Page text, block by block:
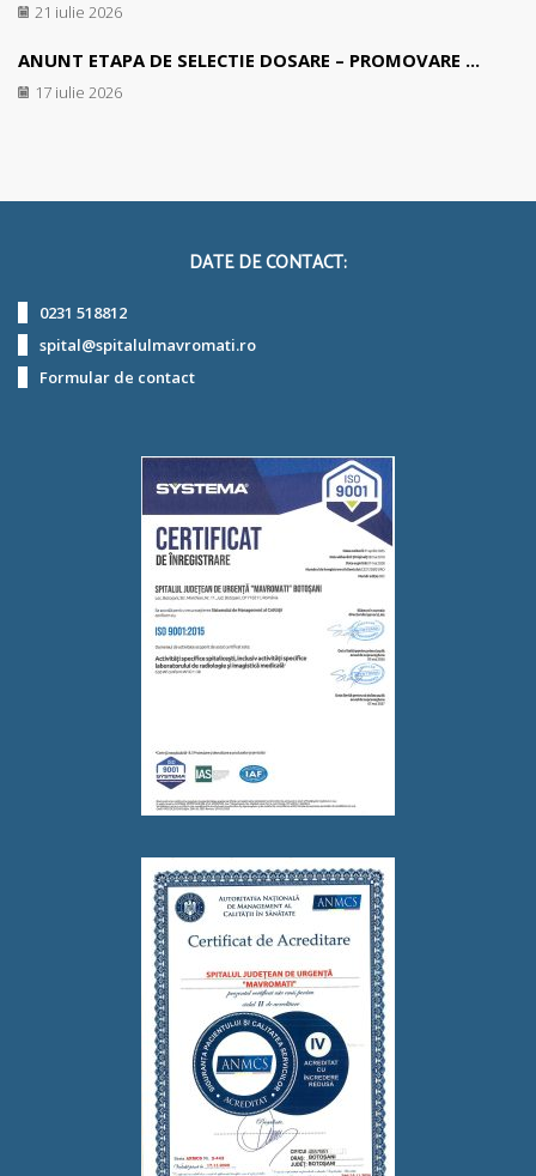
21 iulie 2026
ANUNT ETAPA DE SELECTIE DOSARE – PROMOVARE ...
17 iulie 2026
DATE DE CONTACT:
0231 518812
spital@spitalulmavromati.ro
Formular de contact